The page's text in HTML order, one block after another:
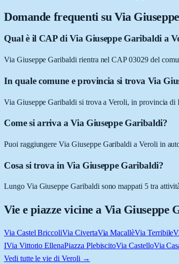
Domande frequenti su Via
Qual è il CAP di Via Giuseppe Garibaldi a
Via Giuseppe Garibaldi rientra nel CAP 03029 del
In quale comune e provincia si trova Via
Via Giuseppe Garibaldi si trova a Veroli, in provincia di
Come si arriva a Via Giuseppe Garibaldi?
Puoi raggiungere Via Giuseppe Garibaldi a Veroli in
Cosa si trova in Via Giuseppe Garibaldi?
Lungo Via Giuseppe Garibaldi sono mappati 5 tra
Vie e piazze vicine a Via Giuseppe
Via Castel BriccoliVia CivertaVia MacallèVia Terribile
IVia Vittorio EllenaPiazza PlebiscitoVia CastelloVia
Vedi tutte le vie di Veroli →